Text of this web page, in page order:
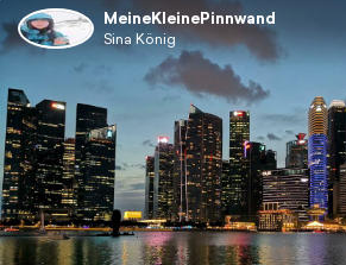
MeineKleinePinnwand
Sina König